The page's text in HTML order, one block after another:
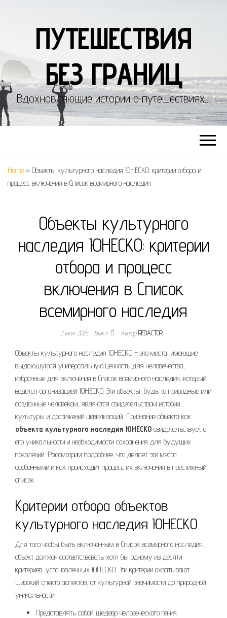
ПУТЕШЕСТВИЯ
БЕЗ ГРАНИЦ
Вдохновляющие истории о путешествиях…
Home » Объекты культурного наследия ЮНЕСКО: критерии отбора и
процесс включения в Список всемирного наследия
Объекты культурного
наследия ЮНЕСКО: критерии
отбора и процесс
включения в Список
всемирного наследия
2 мая 2025 Выкл. АвторREDACTOR
Объекты культурного наследия ЮНЕСКО – это места, имеющие
выдающуюся универсальную ценность для человечества,
избранные для включения в Список всемирного наследия, который
ведется организацией ЮНЕСКО. Эти объекты, будь то природные или
созданные человеком, являются свидетельством истории,
культуры и достижений цивилизаций. Признание объекта как
объекта культурного наследия ЮНЕСКО свидетельствует о
его уникальности и необходимости сохранения для будущих
поколений. Рассмотрим подробнее, что делает эти места
особенными и как происходит процесс их включения в престижный
список.
Критерии отбора объектов
культурного наследия ЮНЕСКО
Для того чтобы быть включенным в Список всемирного наследия,
объект должен соответствовать хотя бы одному из десяти
критериев, установленных ЮНЕСКО. Эти критерии охватывают
широкий спектр аспектов, от культурной значимости до природной
уникальности:
Представлять собой шедевр человеческого гения.